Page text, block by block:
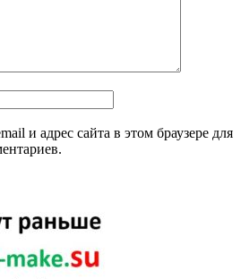
и адрес сайта в этом браузере для